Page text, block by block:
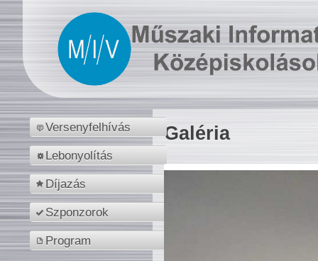
Versenyfelhívás
Lebonyolítás
Díjazás
Szponzorok
Program
Galéria